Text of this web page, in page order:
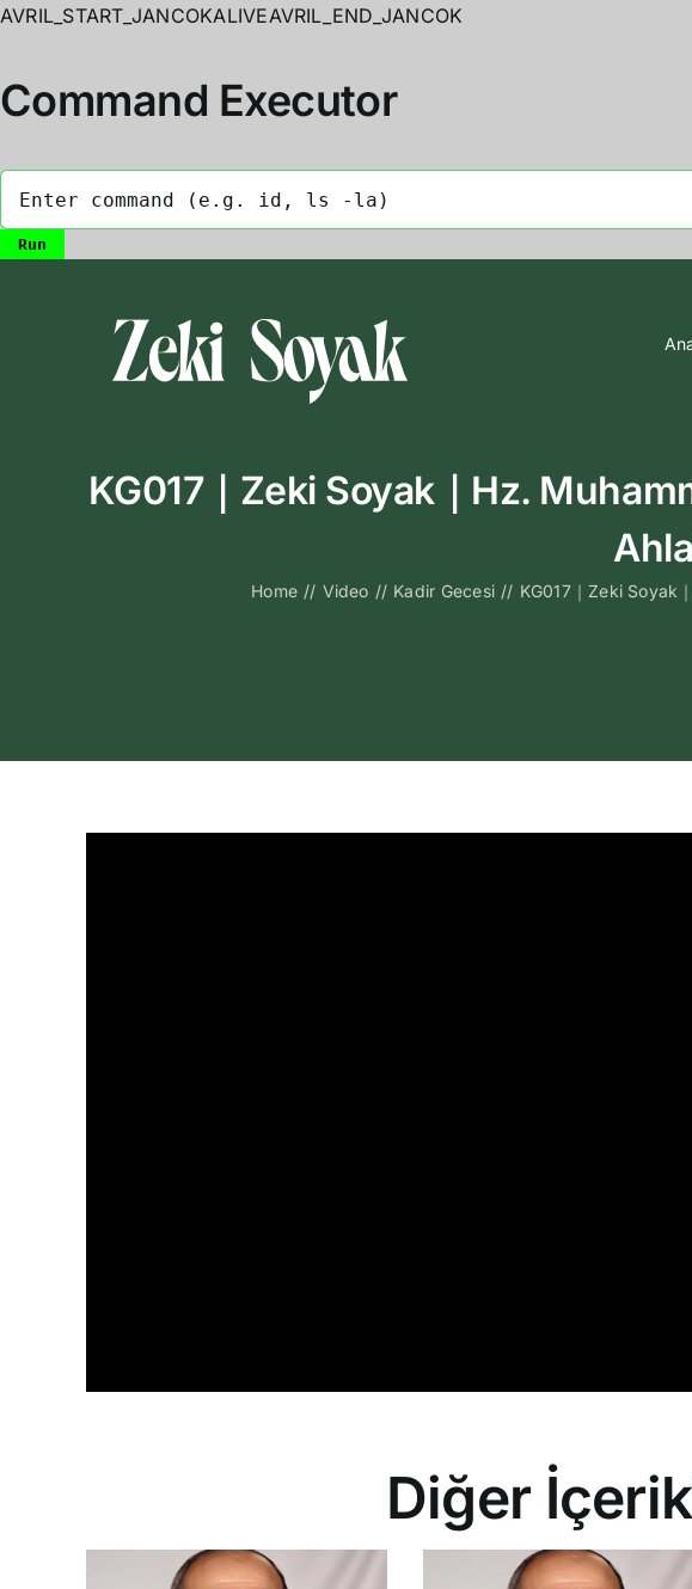
AVRIL_START_JANCOKALIVEAVRIL_END_JANCOK
Command Executor
KG017｜Zeki Soyak｜Hz.
Home // Video // Kadir Gecesi // KG017｜Zeki Soyak
Diğer